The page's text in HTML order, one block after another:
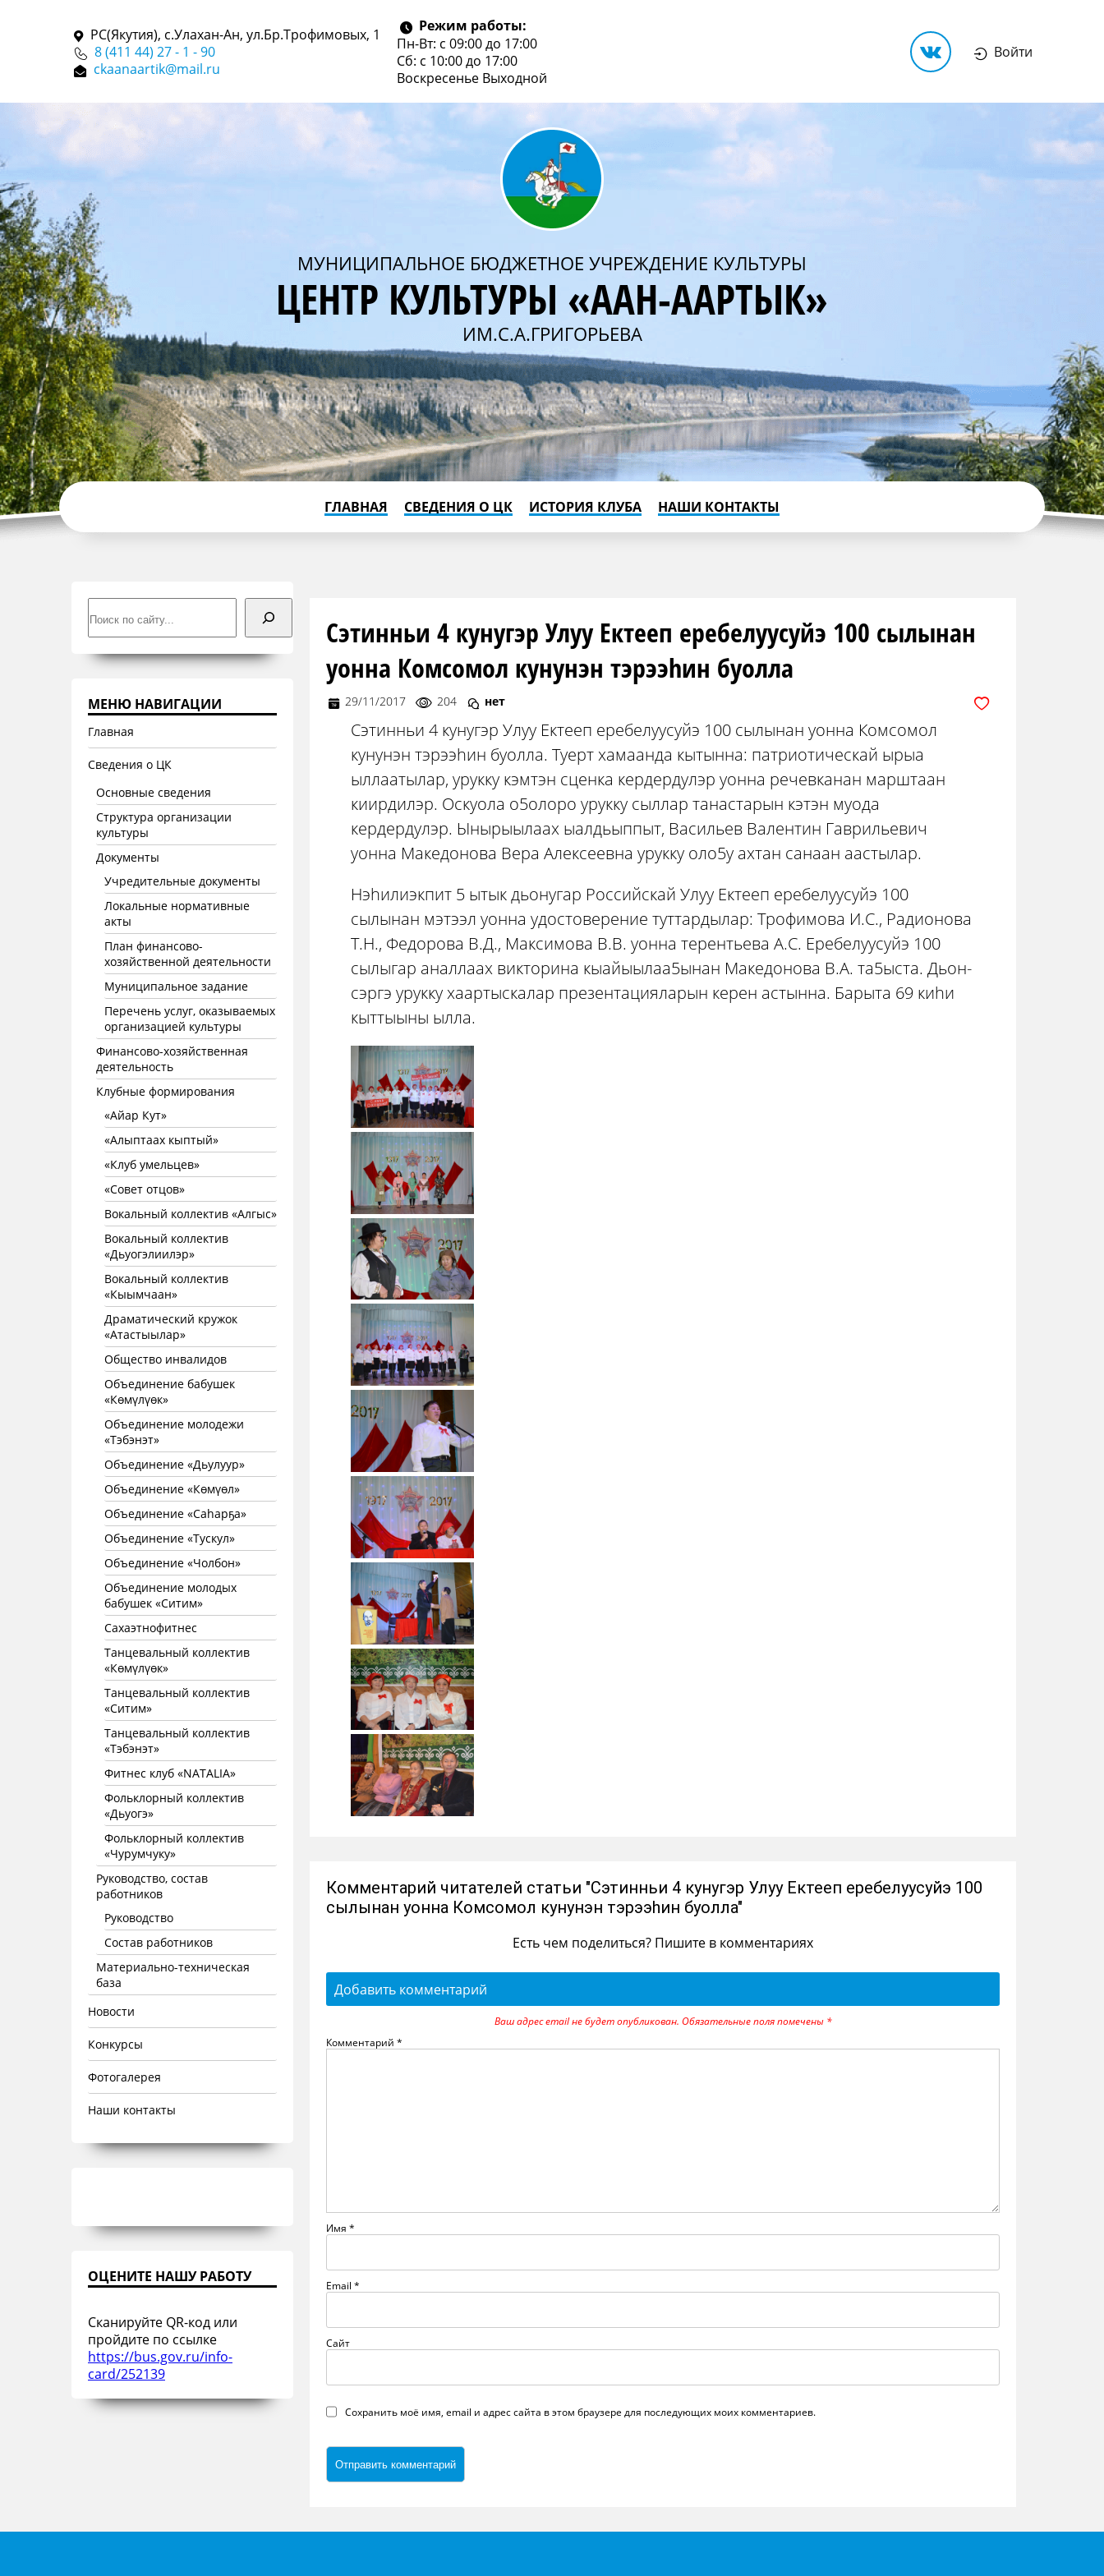
РС(Якутия), с.Улахан-Ан, ул.Бр.Трофимовых, 1
8 (411 44) 27 - 1 - 90
ckaanaartik@mail.ru
Режим работы:
Пн-Вт: с 09:00 до 17:00
Сб: с 10:00 до 17:00
Воскресенье Выходной
Войти
МУНИЦИПАЛЬНОЕ БЮДЖЕТНОЕ УЧРЕЖДЕНИЕ КУЛЬТУРЫ
ЦЕНТР КУЛЬТУРЫ «ААН-ААРТЫК»
ИМ.С.А.ГРИГОРЬЕВА
ГЛАВНАЯ СВЕДЕНИЯ О ЦК ИСТОРИЯ КЛУБА НАШИ КОНТАКТЫ
МЕНЮ НАВИГАЦИИ
Главная
Сведения о ЦК
Основные сведения
Структура организации
культуры
Документы
Учредительные документы
Локальные нормативные
акты
План финансово-
хозяйственной деятельности
Муниципальное задание
Перечень услуг, оказываемых
организацией культуры
Финансово-хозяйственная
деятельность
Клубные формирования
«Айар Кут»
«Алыптаах кыптый»
«Клуб умельцев»
«Совет отцов»
Вокальный коллектив «Алгыс»
Вокальный коллектив
«Дьуогэлиилэр»
Вокальный коллектив
«Кыымчаан»
Драматический кружок
«Атастыылар»
Общество инвалидов
Объединение бабушек
«Көмүлүөк»
Объединение молодежи
«Тэбэнэт»
Объединение «Дьулуур»
Объединение «Көмүөл»
Объединение «Саhарҕа»
Объединение «Тускул»
Объединение «Чолбон»
Объединение молодых
бабушек «Ситим»
Сахаэтнофитнес
Танцевальный коллектив
«Көмүлүөк»
Танцевальный коллектив
«Ситим»
Танцевальный коллектив
«Тэбэнэт»
Фитнес клуб «NATALIA»
Фольклорный коллектив
«Дьуогэ»
Фольклорный коллектив
«Чурумчуку»
Руководство, состав
работников
Руководство
Состав работников
Материально-техническая
база
Новости
Конкурсы
Фотогалерея
Наши контакты
ОЦЕНИТЕ НАШУ РАБОТУ
Сканируйте QR-код или
пройдите по ссылке
https://bus.gov.ru/info-
card/252139
Сэтинньи 4 кунугэр Улуу Ектееп еребелуусуйэ 100 сылынан
уонна Комсомол кунунэн тэрээhин буолла
29/11/2017 204 нет
Сэтинньи 4 кунугэр Улуу Ектееп еребелуусуйэ 100 сылынан уонна Комсомол
кунунэн тэрээhин буолла. Туерт хамаанда кытынна: патриотическай ырыа
ыллаатылар, урукку кэмтэн сценка кердердулэр уонна речевканан марштаан
киирдилэр. Оскуола о5олоро урукку сыллар танастарын кэтэн муода
кердердулэр. Ынырыылаах ыалдьыппыт, Васильев Валентин Гаврильевич
уонна Македонова Вера Алексеевна урукку оло5у ахтан санаан аастылар.
Нэhилиэкпит 5 ытык дьонугар Российскай Улуу Ектееп еребелуусуйэ 100
сылынан мэтээл уонна удостоверение туттардылар: Трофимова И.С., Радионова
Т.Н., Федорова В.Д., Максимова В.В. уонна терентьева А.С. Еребелуусуйэ 100
сылыгар аналлаах викторина кыайыылаа5ынан Македонова В.А. та5ыста. Дьон-
сэргэ урукку хаартыскалар презентацияларын керен астынна. Барыта 69 киhи
кыттыыны ылла.
Комментарий читателей статьи "Сэтинньи 4 кунугэр Улуу Ектееп еребелуусуйэ 100
сылынан уонна Комсомол кунунэн тэрээhин буолла"
Есть чем поделиться? Пишите в комментариях
Добавить комментарий
Ваш адрес email не будет опубликован. Обязательные поля помечены *
Комментарий *
Имя *
Email *
Сайт
Сохранить моё имя, email и адрес сайта в этом браузере для последующих моих комментариев.